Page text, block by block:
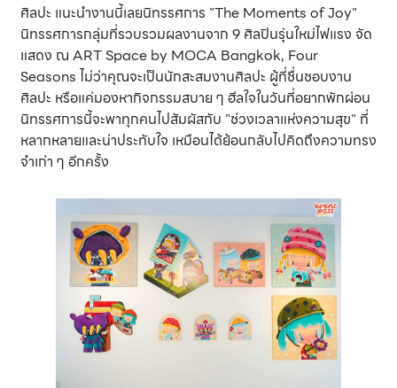
ศิลปะ แนะนำงานนี้เลยนิทรรศการ "The Moments of Joy"
นิทรรศการกลุ่มที่รวบรวมผลงานจาก 9 ศิลปินรุ่นใหม่ไฟแรง จัด
แสดง ณ ART Space by MOCA Bangkok, Four
Seasons ไม่ว่าคุณจะเป็นนักสะสมงานศิลปะ ผู้ที่ชื่นชอบงาน
ศิลปะ หรือแค่มองหากิจกรรมสบาย ๆ ฮีลใจในวันที่อยากพักผ่อน
นิทรรศการนี้จะพาทุกคนไปสัมผัสกับ "ช่วงเวลาแห่งความสุข" ที่
หลากหลายและน่าประทับใจ เหมือนได้ย้อนกลับไปคิดถึงความทรง
จำเก่า ๆ อีกครั้ง